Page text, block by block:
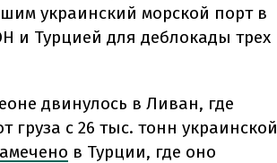
украинский морской порт в
и Турцией для деблокады трех
двинулось в Ливан, где
груза с 26 тыс. тонн украинской
в Турции, где оно